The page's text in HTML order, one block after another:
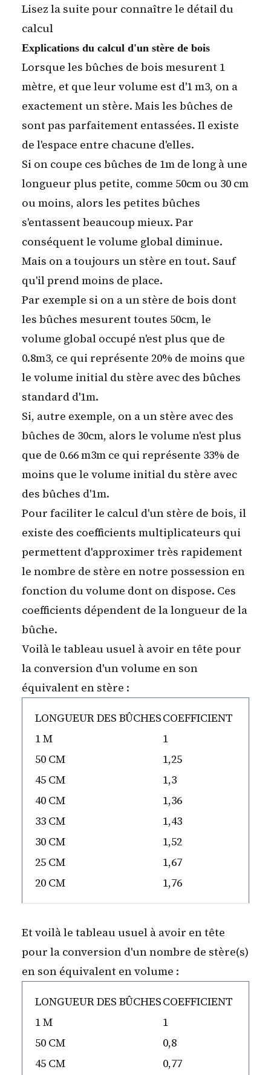
Lisez la suite pour connaître le détail du
calcul
Explications du calcul d'un stère de bois
Lorsque les bûches de bois mesurent 1
mètre, et que leur volume est d'1 m3, on a
exactement un stère. Mais les bûches de
sont pas parfaitement entassées. Il existe
de l'espace entre chacune d'elles.
Si on coupe ces bûches de 1m de long à une
longueur plus petite, comme 50cm ou 30 cm
ou moins, alors les petites bûches
s'entassent beaucoup mieux. Par
conséquent le volume global diminue.
Mais on a toujours un stère en tout. Sauf
qu'il prend moins de place.
Par exemple si on a un stère de bois dont
les bûches mesurent toutes 50cm, le
volume global occupé n'est plus que de
0.8m3, ce qui représente 20% de moins que
le volume initial du stère avec des bûches
standard d'1m.
Si, autre exemple, on a un stère avec des
bûches de 30cm, alors le volume n'est plus
que de 0.66 m3m ce qui représente 33% de
moins que le volume initial du stère avec
des bûches d'1m.
Pour faciliter le calcul d'un stère de bois, il
existe des coefficients multiplicateurs qui
permettent d'approximer très rapidement
le nombre de stère en notre possession en
fonction du volume dont on dispose. Ces
coefficients dépendent de la longueur de la
bûche.
Voilà le tableau usuel à avoir en tête pour
la conversion d'un volume en son
équivalent en stère :
LONGUEUR DES BÛCHESCOEFFICIENT
1 M
1
50 CM
1,25
45 CM
1,3
40 CM
1,36
33 CM
1,43
30 CM
1,52
25 CM
1,67
20 CM
1,76
Et voilà le tableau usuel à avoir en tête
pour la conversion d'un nombre de stère(s)
en son équivalent en volume :
LONGUEUR DES BÛCHESCOEFFICIENT
1 M
1
50 CM
0,8
45 CM
0,77